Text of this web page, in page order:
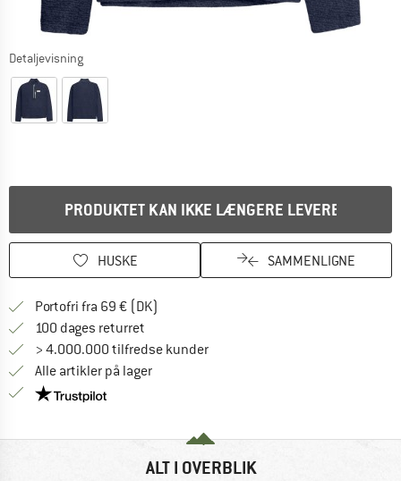
Detaljevisning
PRODUKTET KAN IKKE LÆNGERE LEVERES
HUSKE SAMMENLIGNE
Portofri fra 69 € (DK)
100 dages returret
> 4.000.000 tilfredse kunder
Alle artikler på lager
Vi er Trustpilot-certificeret - oplysningerne får du
ALT I OVERBLIK